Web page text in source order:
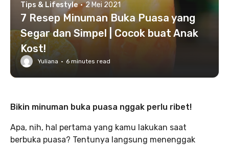
Tips & Lifestyle · 2 Mei 2021
7 Resep Minuman Buka Puasa yang
Segar dan Simpel | Cocok buat Anak
Kost!
Yuliana · 6 minutes read
Bikin minuman buka puasa nggak perlu ribet!
Apa, nih, hal pertama yang kamu lakukan saat
berbuka puasa? Tentunya langsung menenggak